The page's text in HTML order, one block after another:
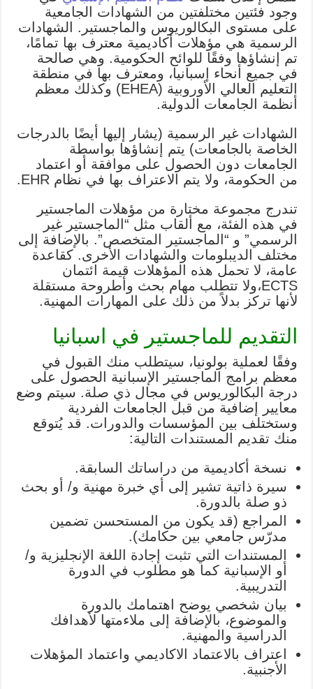
وجود فئتين مختلفتين من الشهادات الجامعية
على مستوى البكالوريوس والماجستير. الشهادات
الرسمية هي مؤهلات أكاديمية معترف بها تمامًا،
تم إنشاؤها وفقًا للوائح الحكومية. وهي صالحة
في جميع أنحاء إسبانيا، ومعترف بها في منطقة
التعليم العالي الأوروبية (EHEA) وكذلك معظم
أنظمة الجامعات الدولية.
الشهادات غير الرسمية (يشار إليها أيضًا بالدرجات
الخاصة بالجامعات) يتم إنشاؤها بواسطة
الجامعات دون الحصول على موافقة أو اعتماد
من الحكومة، ولا يتم الاعتراف بها في نظام EHR.
تندرج مجموعة مختارة من مؤهلات الماجستير
في هذه الفئة، مع ألقاب مثل “الماجستير غير
الرسمي” و “الماجستير المتخصص”. بالإضافة إلى
مختلف الديبلومات والشهادات الأخرى. كقاعدة
عامة، لا تحمل هذه المؤهلات قيمة ائتمان
ECTS،ولا تتطلب مهام بحث وأطروحة مستقلة
لأنها تركز بدلاً من ذلك على المهارات المهنية.
التقديم للماجستير في اسبانيا
وفقًا لعملية بولونيا، سيتطلب منك القبول في
معظم برامج الماجستير الإسبانية الحصول على
درجة البكالوريوس في مجال ذي صلة. سيتم وضع
معايير إضافية من قبل الجامعات الفردية
وستختلف بين المؤسسات والدورات. قد يُتوقع
منك تقديم المستندات التالية:
نسخة أكاديمية من دراساتك السابقة.
سيرة ذاتية تشير إلى أي خبرة مهنية و/ أو بحث
ذو صلة بالدورة.
المراجع (قد يكون من المستحسن تضمين
مدرّس جامعي بين حكامك).
المستندات التي تثبت إجادة اللغة الإنجليزية و/
أو الإسبانية كما هو مطلوب في الدورة
التدريبية.
بيان شخصي يوضح اهتمامك بالدورة
والموضوع، بالإضافة إلى ملاءمتها لأهدافك
الدراسية والمهنية.
اعتراف بالاعتماد الاكاديمي واعتماد المؤهلات
الأجنبية.